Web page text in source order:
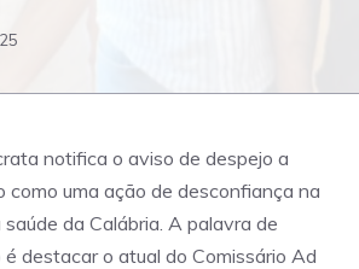
notifica o aviso de despejo a
como uma ação de desconfiança na
da Calábria. A palavra de
destacar o atual do Comissário Ad